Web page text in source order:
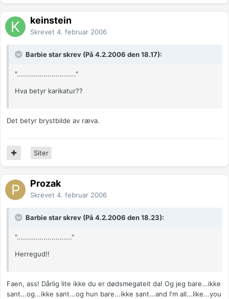
keinstein
Skrevet 4. februar 2006
Barbie star skrev (På 4.2.2006 den 18.17):
"............................."
Hva betyr karikatur??
Det betyr brystbilde av ræva.
Siter
Prozak
Skrevet 4. februar 2006
Barbie star skrev (På 4.2.2006 den 18.23):
"..........................."
Herregud!!
Faen, ass! Dårlig lite ikke du er dødsmegateit da! Og jeg bare...ikke
sant...og...ikke sant...og hun bare...ikke sant...and I'm all...like...you